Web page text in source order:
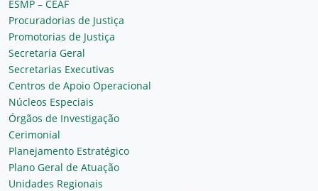
ESMP – CEAF
Procuradorias de Justiça
Promotorias de Justiça
Secretaria Geral
Secretarias Executivas
Centros de Apoio Operacional
Núcleos Especiais
Órgãos de Investigação
Cerimonial
Planejamento Estratégico
Plano Geral de Atuação
Unidades Regionais